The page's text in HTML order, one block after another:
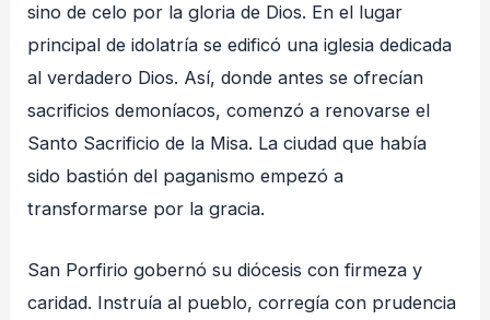
sino de celo por la gloria de Dios. En el lugar
principal de idolatría se edificó una iglesia dedicada
al verdadero Dios. Así, donde antes se ofrecían
sacrificios demoníacos, comenzó a renovarse el
Santo Sacrificio de la Misa. La ciudad que había
sido bastión del paganismo empezó a
transformarse por la gracia.
San Porfirio gobernó su diócesis con firmeza y
caridad. Instruía al pueblo, corregía con prudencia